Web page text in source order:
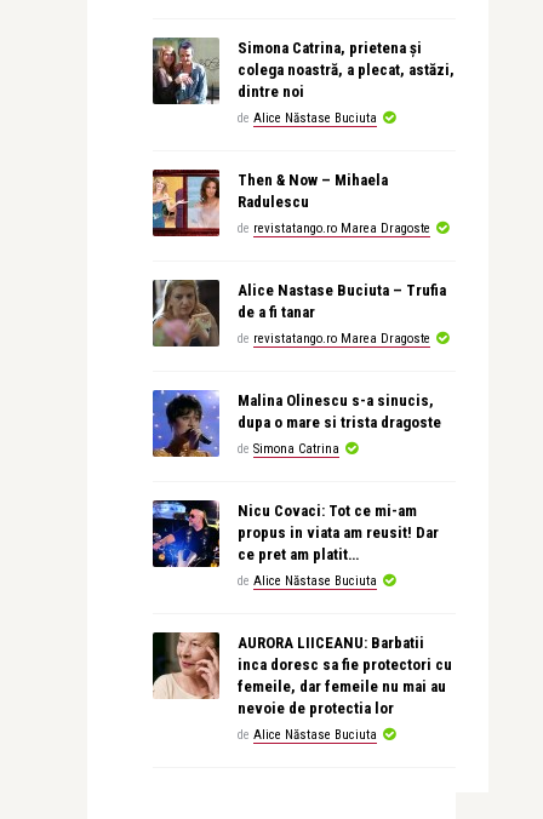
Simona Catrina, prietena și
colega noastră, a plecat, astăzi,
dintre noi
de Alice Năstase Buciuta
Then & Now – Mihaela
Radulescu
de revistatango.ro Marea Dragoste
Alice Nastase Buciuta – Trufia
de a fi tanar
de revistatango.ro Marea Dragoste
Malina Olinescu s-a sinucis,
dupa o mare si trista dragoste
de Simona Catrina
Nicu Covaci: Tot ce mi-am
propus in viata am reusit! Dar
ce pret am platit…
de Alice Năstase Buciuta
AURORA LIICEANU: Barbatii
inca doresc sa fie protectori cu
femeile, dar femeile nu mai au
nevoie de protectia lor
de Alice Năstase Buciuta